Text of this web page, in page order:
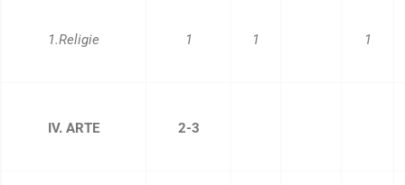
1.Religie 1 1 1
IV. ARTE 2-3